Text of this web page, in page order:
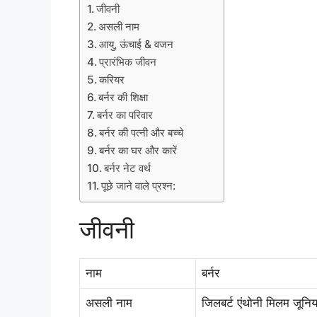
जीवनी
असली नाम
आयु, ऊंचाई & वजन
प्रारंभिक जीवन
करियर
बर्नर की शिक्षा
बर्नर का परिवार
बर्नर की पत्नी और बच्चे
बर्नर का घर और कारें
बर्नर नेट वर्थ
पूछे जाने वाले प्रश्न:
जीवनी
नाम बर्नर
असली नाम जिलबर्ट एंथोनी मिलम